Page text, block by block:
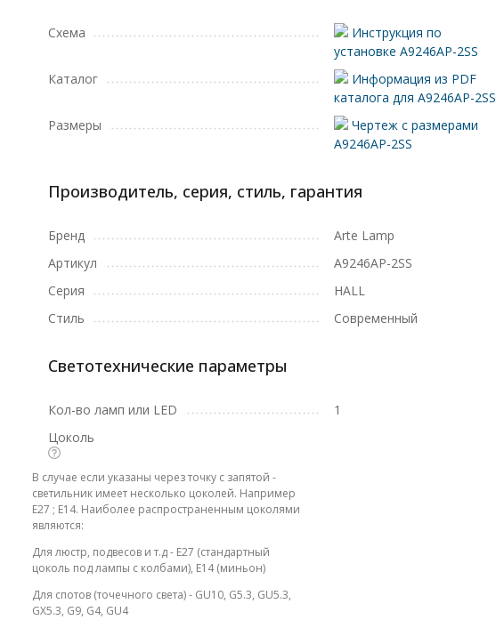
Схема
Инструкция по
установке A9246AP-2SS
Каталог
Информация из PDF
каталога для A9246AP-2SS
Размеры
Чертеж с размерами
A9246AP-2SS
Производитель, серия, стиль, гарантия
Бренд
Arte Lamp
Артикул
A9246AP-2SS
Серия
HALL
Стиль
Современный
Светотехнические параметры
Кол-во ламп или LED
1
Цоколь
В случае если указаны через точку с запятой -
светильник имеет несколько цоколей. Например
E27 ; E14. Наиболее распространенным цоколями
являются:
Для люстр, подвесов и т.д - E27 (стандартный
цоколь под лампы с колбами), E14 (миньон)
Для спотов (точечного света) - GU10, G5.3, GU5.3,
GX5.3, G9, G4, GU4